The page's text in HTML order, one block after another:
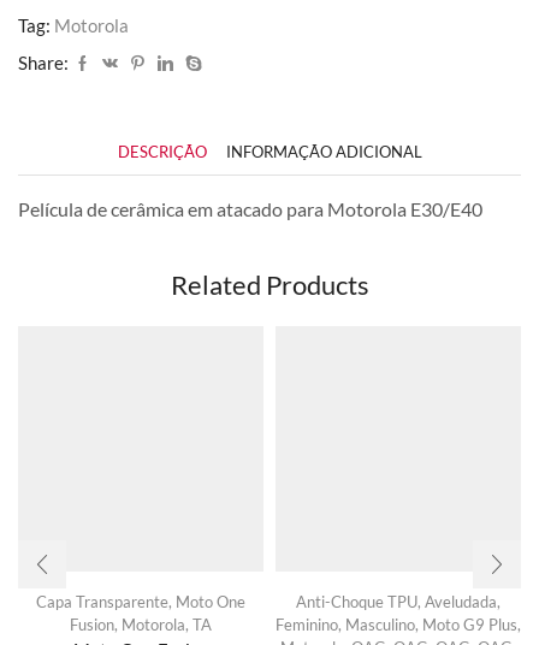
Tag: Motorola
Share:
DESCRIÇÃO INFORMAÇÃO ADICIONAL
Película de cerâmica em atacado para Motorola E30/E40
Related Products
Capa Transparente, Moto One
Fusion, Motorola, TA
Anti-Choque TPU, Aveludada,
Feminino, Masculino, Moto G9 Plus,